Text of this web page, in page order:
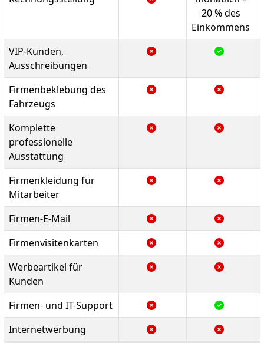
20 % des
Einkommens
VIP-Kunden,
Ausschreibungen
Firmenbeklebung des
Fahrzeugs
Komplette
professionelle
Ausstattung
Firmenkleidung für
Mitarbeiter
Firmen-E-Mail
Firmenvisitenkarten
Werbeartikel für
Kunden
Firmen- und IT-Support
Internetwerbung